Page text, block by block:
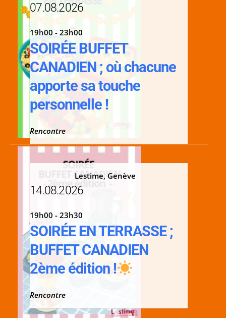
07.08.2026
19h00 - 23h00
SOIRÉE BUFFET
CANADIEN ; où chacune
apporte sa touche
personnelle !
Rencontre
Lestime, Genève
14.08.2026
19h00 - 23h30
SOIRÉE EN TERRASSE ;
BUFFET CANADIEN
2ème édition !
Rencontre